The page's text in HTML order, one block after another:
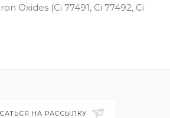
Oxides (Ci 77491, Ci 77492, Ci
НА РАССЫЛКУ